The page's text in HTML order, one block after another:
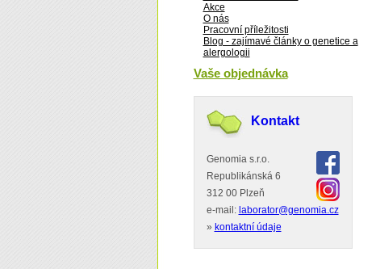
Akce
O nás
Pracovní příležitosti
Blog - zajímavé články o genetice a
alergologii
Vaše objednávka
Kontakt
Genomia s.r.o.
Republikánská 6
312 00 Plzeň
e-mail: laborator@genomia.cz
» kontaktní údaje